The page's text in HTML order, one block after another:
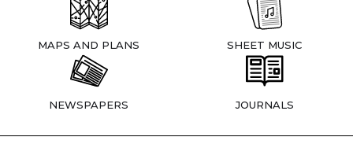
MAPS AND PLANS SHEET MUSIC
NEWSPAPERS JOURNALS